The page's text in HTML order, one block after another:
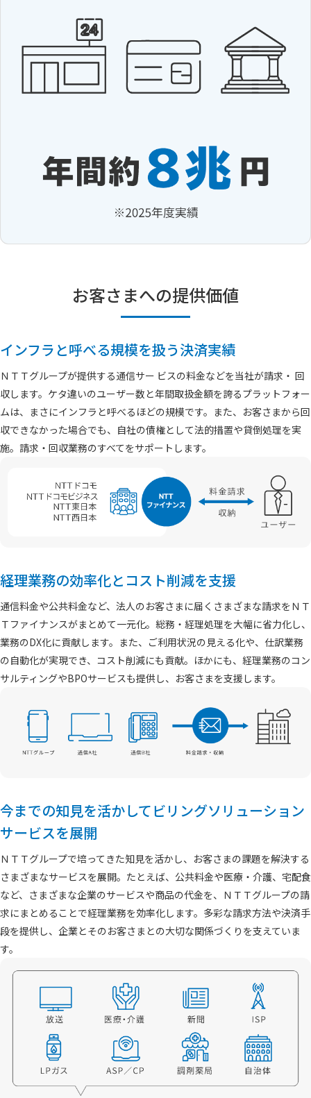
お客さまへの提供価値
インフラと呼べる規模を扱う決済実績
ＮＴＴグループが提供する通信サー ビスの料金などを当社が請求・ 回
収します。ケタ違いのユーザー数と年間取扱金額を誇るプラットフォー
ムは、まさにインフラと呼べるほどの規模です。また、お客さまから回
収できなかった場合でも、自社の債権として法的措置や貸倒処理を実
施。請求・回収業務のすべてをサポートします。
経理業務の効率化とコスト削減を支援
通信料金や公共料金など、法人のお客さまに届くさまざまな請求をＮＴ
Ｔファイナンスがまとめて一元化。総務・経理処理を大幅に省力化し、
業務のDX化に貢献します。また、ご利用状況の見える化や、仕訳業務
の自動化が実現でき、コスト削減にも貢献。ほかにも、経理業務のコン
サルティングやBPOサービスも提供し、お客さまを支援します。
今までの知見を活かしてビリングソリューション
サービスを展開
ＮＴＴグループで培ってきた知見を活かし、お客さまの課題を解決する
さまざまなサービスを展開。たとえば、公共料金や医療・介護、宅配食
など、さまざまな企業のサービスや商品の代金を、ＮＴＴグループの請
求にまとめることで経理業務を効率化します。多彩な請求方法や決済手
段を提供し、企業とそのお客さまとの大切な関係づくりを支えていま
す。